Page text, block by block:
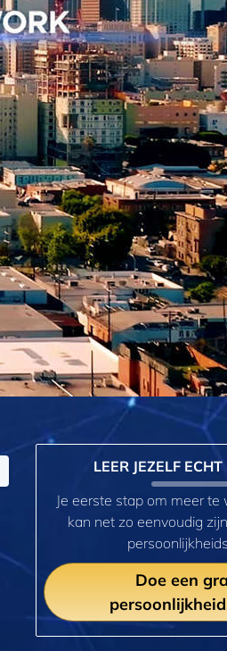
LEER JEZELF
Je eerste stap om meer
kan net zo eenvoudig
Doe een